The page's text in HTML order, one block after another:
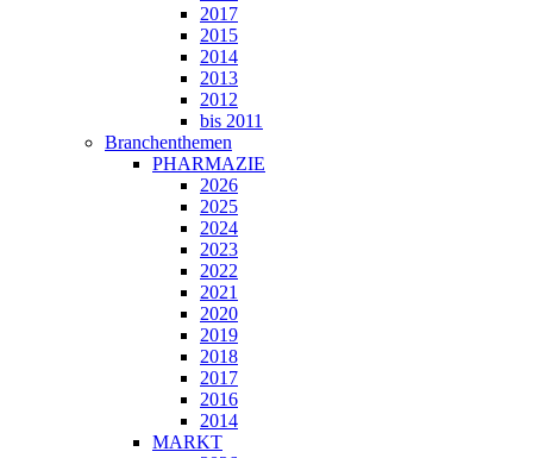
2017
2015
2014
2013
2012
bis 2011
Branchenthemen
PHARMAZIE
2026
2025
2024
2023
2022
2021
2020
2019
2018
2017
2016
2014
MARKT